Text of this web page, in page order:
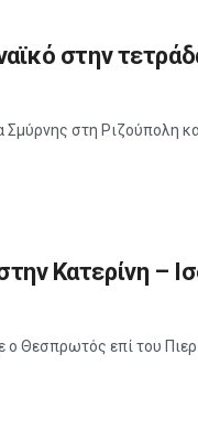
στην
στη Ριζούπολη
Κατερίνη –
ο Θεσπρωτός επί του